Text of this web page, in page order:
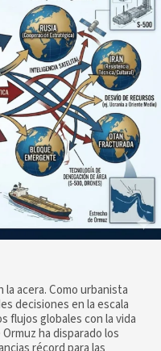
acera. Como urbanista
decisiones en la escala
flujos globales con la vida
ha disparado los